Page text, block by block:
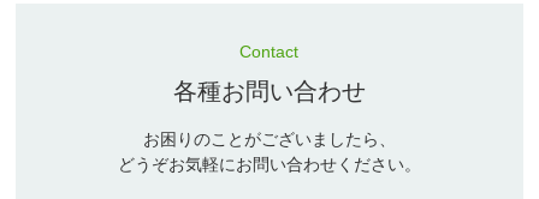
Contact
各種お問い合わせ
お困りのことがございましたら、
どうぞお気軽にお問い合わせください。